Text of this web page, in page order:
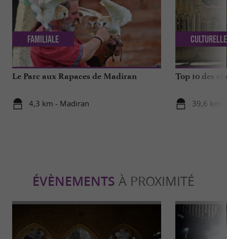
Le Parc aux Rapaces de Madiran
4,3 km - Madiran
Familiale
Top 10 des
39,6 km -
Culturelle
ÉVÈNEMENTS À PROXIMITÉ